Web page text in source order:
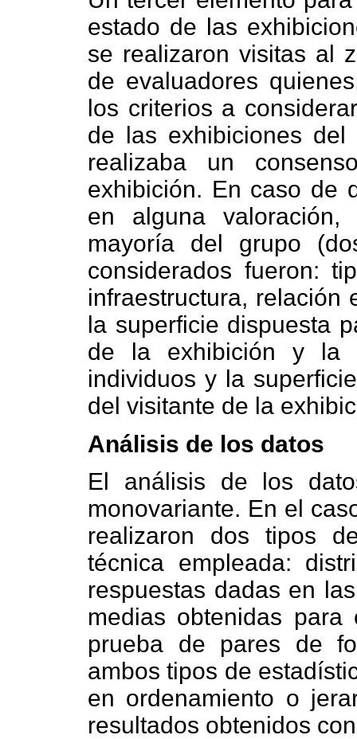
estado de las
se realizaron visitas al
de evaluadores
los criterios a
de las exhibiciones
realizaba un
exhibición. En caso de
en alguna
mayoría del grupo
considerados fueron:
infraestructura, relación
la superficie dispuesta
de la exhibición y la
individuos y la
del visitante de la
Análisis de los datos
El análisis de los
monovariante. En el
realizaron dos tipos
técnica empleada:
respuestas dadas en
medias obtenidas
prueba de pares de
ambos tipos de
en ordenamiento o
resultados obtenidos